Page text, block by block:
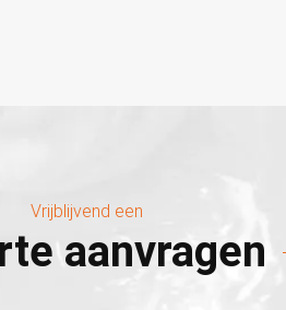
Vrijblijvend een
aanvragen